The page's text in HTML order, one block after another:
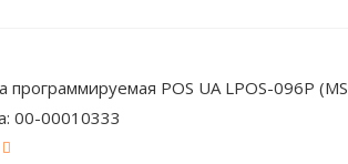
программируемая POS UA LPOS-096P
00-00010333